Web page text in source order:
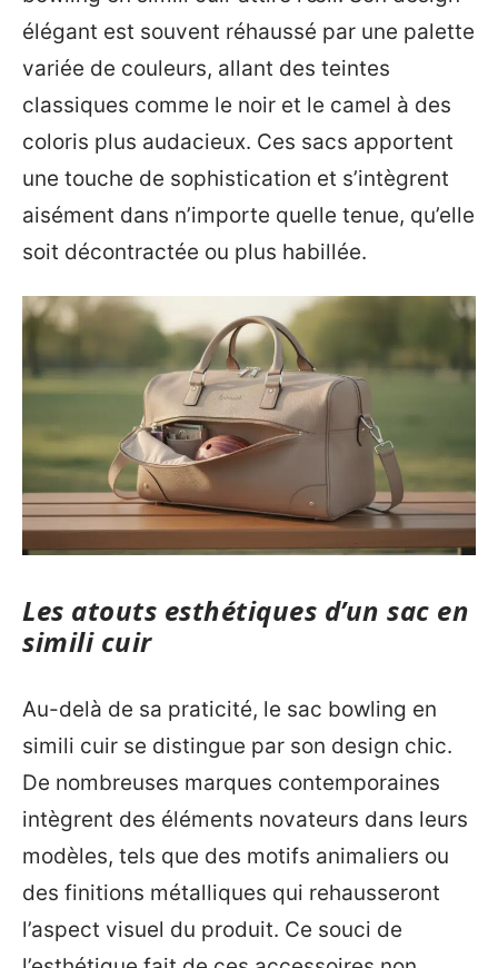
élégant est souvent réhaussé par une palette
variée de couleurs, allant des teintes
classiques comme le noir et le camel à des
coloris plus audacieux. Ces sacs apportent
une touche de sophistication et s’intègrent
aisément dans n’importe quelle tenue, qu’elle
soit décontractée ou plus habillée.
Les atouts esthétiques d’un sac en
simili cuir
Au-delà de sa praticité, le sac bowling en
simili cuir se distingue par son design chic.
De nombreuses marques contemporaines
intègrent des éléments novateurs dans leurs
modèles, tels que des motifs animaliers ou
des finitions métalliques qui rehausseront
l’aspect visuel du produit. Ce souci de